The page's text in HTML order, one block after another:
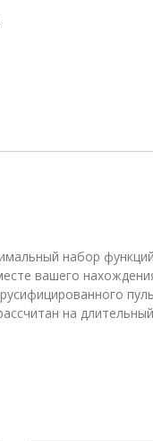
набор функций
вашего
на